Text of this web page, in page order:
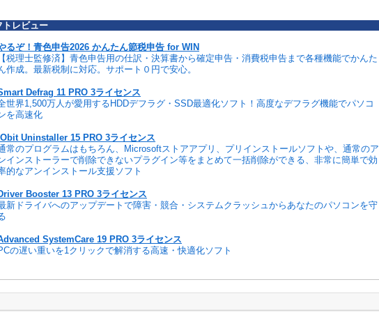
レビュー
るぞ！青色申告2026 かんたん節税申告 for WIN
税理士監修済】青色申告用の仕訳・決算書から確定申告・消費税申告まで各種機能でかんた
作成。最新税制に対応。サポート０円で安心。
Defrag 11 PRO 3ライセンス
世界1,500万人が愛用するHDDデフラグ・SSD最適化ソフト！高度なデフラグ機能でパソコ
を高速化
Uninstaller 15 PRO 3ライセンス
常のプログラムはもちろん、Microsoftストアアプリ、プリインストールソフトや、通常のア
インストーラーで削除できないプラグイン等をまとめて一括削除ができる、非常に簡単で効
的なアンインストール支援ソフト
Booster 13 PRO 3ライセンス
新ドライバへのアップデートで障害・競合・システムクラッシュからあなたのパソコンを守
SystemCare 19 PRO 3ライセンス
の遅い重いを1クリックで解消する高速・快適化ソフト